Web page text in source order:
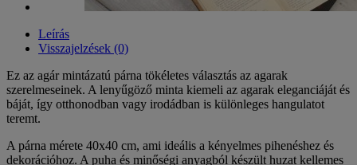
Leírás
Visszajelzések (0)
Ez az agár mintázatú párna tökéletes választás az agarak
szerelmeseinek. A lenyűgöző minta kiemeli az agarak eleganciáját és
báját, így otthonodban vagy irodádban is különleges hangulatot
teremt.
A párna mérete 40x40 cm, ami ideális a kényelmes pihenéshez és
dekorációhoz. A puha és minőségi anyagból készült huzat kellemes